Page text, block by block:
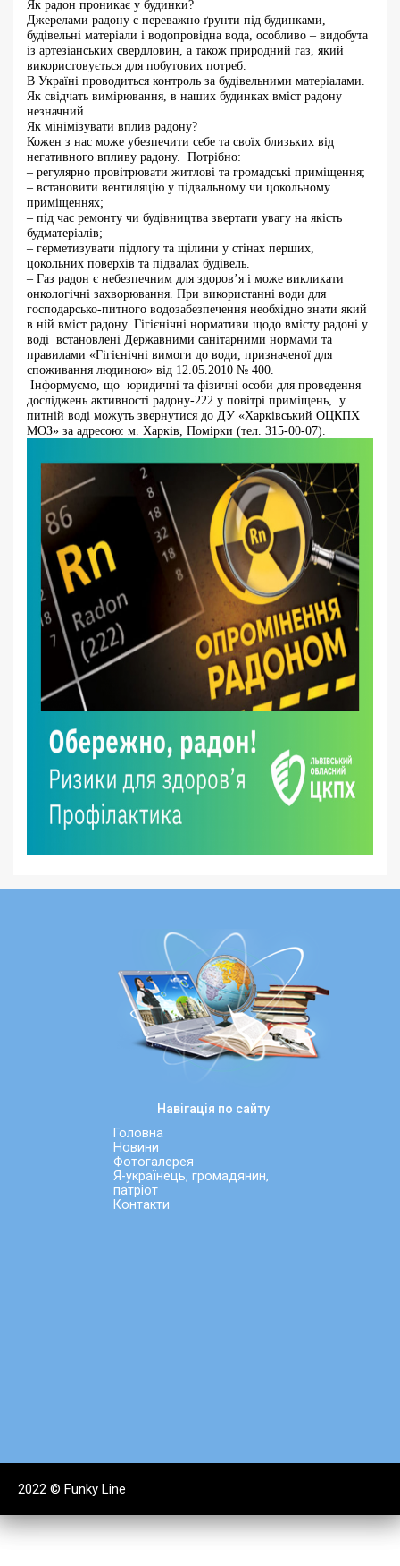
Як радон проникає у будинки?
Джерелами радону є переважно ґрунти під будинками,
будівельні матеріали і водопровідна вода, особливо – видобута
із артезіанських свердловин, а також природний газ, який
використовується для побутових потреб.
В Україні проводиться контроль за будівельними матеріалами.
Як свідчать вимірювання, в наших будинках вміст радону
незначний.
Як мінімізувати вплив радону?
Кожен з нас може убезпечити себе та своїх близьких від
негативного впливу радону. Потрібно:
– регулярно провітрювати житлові та громадські приміщення;
– встановити вентиляцію у підвальному чи цокольному
приміщеннях;
– під час ремонту чи будівництва звертати увагу на якість
будматеріалів;
– герметизувати підлогу та щілини у стінах перших,
цокольних поверхів та підвалах будівель.
– Газ радон є небезпечним для здоров’я і може викликати
онкологічні захворювання. При використанні води для
господарсько-питного водозабезпечення необхідно знати який
в ній вміст радону. Гігієнічні нормативи щодо вмісту радоні у
воді встановлені Державними санітарними нормами та
правилами «Гігієнічні вимоги до води, призначеної для
споживання людиною» від 12.05.2010 № 400.
Інформуємо, що юридичні та фізичні особи для проведення
досліджень активності радону-222 у повітрі приміщень, у
питній воді можуть звернутися до ДУ «Харківський ОЦКПХ
МОЗ» за адресою: м. Харків, Помірки (тел. 315-00-07).
Навігація по сайту
Головна
Новини
Фотогалерея
Я-українець, громадянин,
патріот
Контакти
2022 © Funky Line